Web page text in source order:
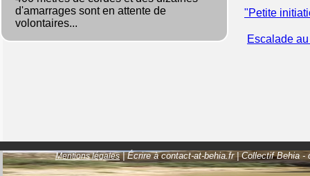
d'amarrages sont en attente de
volontaires...
"Petite
Escalade
Mentions légales| Écrire à contact-at-behia.fr | Collectif Behia